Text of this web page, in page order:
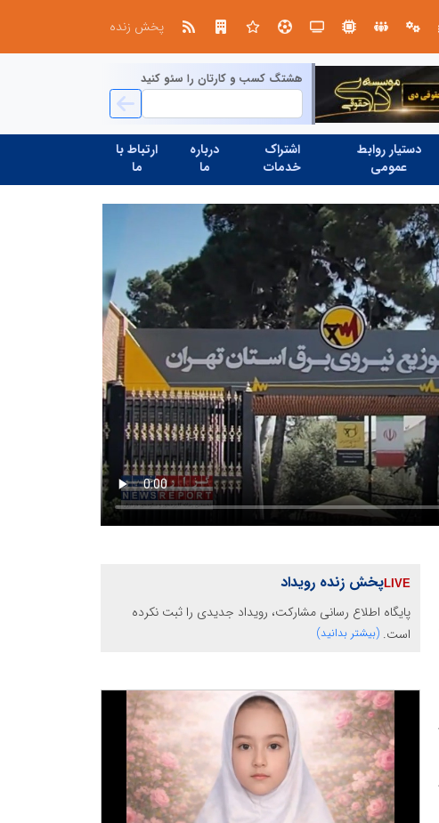
پخش زنده
هشتگ کسب و کارتان را سئو کنید
دستیار روابط
عمومی
اشتراک
خدمات
درباره
ما
ارتباط با
ما
پخش زنده رویداد
پایگاه اطلاع رسانی مشارکت، رویداد جدیدی را ثبت نکرده
است. (بیشتر بدانید)